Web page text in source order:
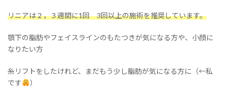
リニアは２，３週間に1回 3回以上の施術を推奨しています。
顎下の脂肪やフェイスラインのもたつきが気になる方や、小顔に
なりたい方
糸リフトをしたけれど、まだもう少し脂肪が気になる方に（←私
です
）